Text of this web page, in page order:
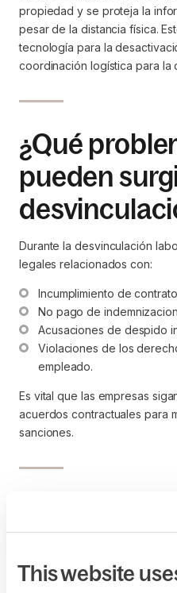
This website
propiedad y se proteja la
pesar de la distancia física.
tecnología para la
coordinación logística para la
¿Qué
pueden
Durante la desvinculación
legales relacionados con:
Incumplimiento de
No pago de
Acusaciones de despido
Violaciones de los
empleado.
Es vital que las empresas
acuerdos contractuales para
sanciones.
puede
proceso de